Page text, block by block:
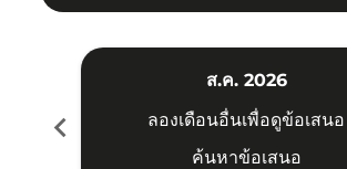
chevron_left
ส.ค. 2026
ลองเดือนอื่นเพื่อดูข้อเสนอ
ค้นหาข้อเสนอ